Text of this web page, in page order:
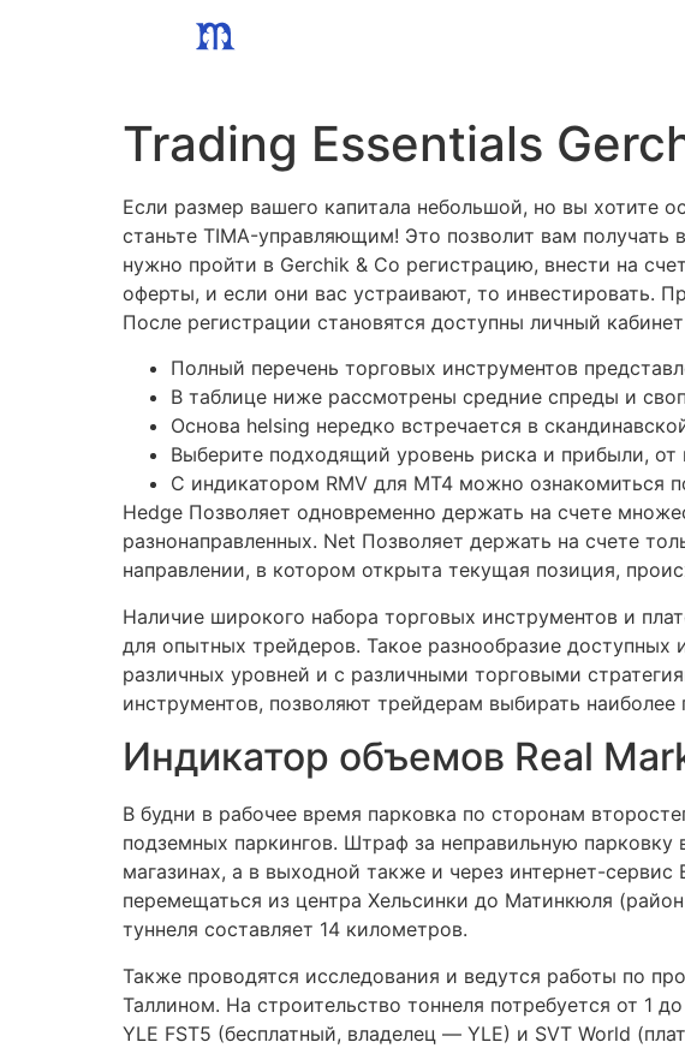
Trading Essentials
Если размер вашего капитала небольшой, но вы хотите
станьте TIMA-управляющим! Это позволит вам
нужно пройти в Gerchik & Co регистрацию, внести на
оферты, и если они вас устраивают, то инвестировать.
После регистрации становятся доступны личный
Полный перечень торговых инструментов
В таблице ниже рассмотрены средние спреды и
Основа helsing нередко встречается в
Выберите подходящий уровень риска и прибыли, от
С индикатором RMV для МТ4 можно ознакомиться
Hedge Позволяет одновременно держать на счете
разнонаправленных. Net Позволяет держать на счете
направлении, в котором открыта текущая позиция,
Наличие широкого набора торговых инструментов и
для опытных трейдеров. Такое разнообразие
различных уровней и с различными торговыми
инструментов, позволяют трейдерам выбирать
Индикатор объемов Real
В будни в рабочее время парковка по сторонам
подземных паркингов. Штраф за неправильную
магазинах, а в выходной также и через интернет-
перемещаться из центра Хельсинки до Матинкюля
туннеля составляет 14 километров.
Также проводятся исследования и ведутся работы по
Таллином. На строительство тоннеля потребуется от
YLE FST5 (бесплатный, владелец — YLE) и SVT World